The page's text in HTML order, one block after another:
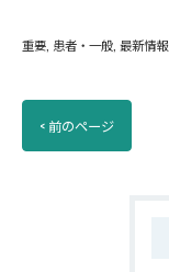
重要 患者・一般 最新情報
< 前のページ